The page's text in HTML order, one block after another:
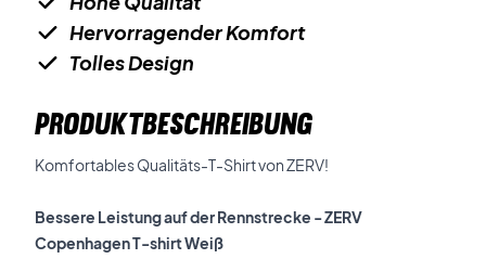
Hervorragender Komfort
Tolles Design
PRODUKTBESCHREIBUNG
Komfortables Qualitäts-T-Shirt von ZERV!
Bessere Leistung auf der Rennstrecke - ZERV
Copenhagen T-shirt Weiß